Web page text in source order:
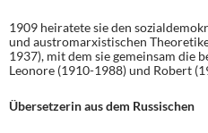
1909 heiratete sie den
und austromarxistischen
1937), mit dem sie gemeinsam die
Leonore (1910-1988) und Robert
Übersetzerin aus dem Russischen